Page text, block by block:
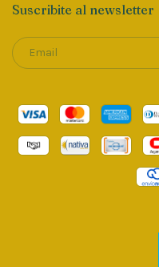
Suscribite al newsletter